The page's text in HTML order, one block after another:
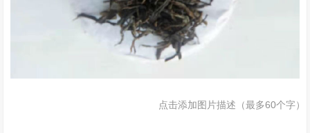
点击添加图片描述（最多60个字）